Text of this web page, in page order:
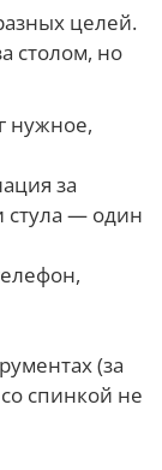
целей.
столом, но
нужное,
за
стула — один
(за
спинкой не